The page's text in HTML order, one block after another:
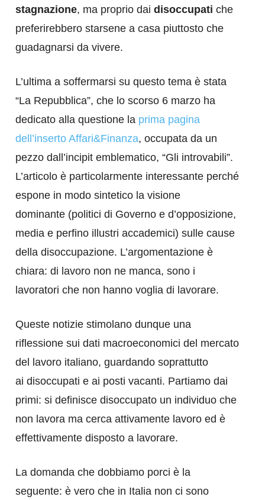
stagnazione, ma proprio dai disoccupati che
preferirebbero starsene a casa piuttosto che
guadagnarsi da vivere.
L’ultima a soffermarsi su questo tema è stata
“La Repubblica”, che lo scorso 6 marzo ha
dedicato alla questione la prima pagina
dell’inserto Affari&Finanza, occupata da un
pezzo dall’incipit emblematico, “Gli introvabili”.
L’articolo è particolarmente interessante perché
espone in modo sintetico la visione
dominante (politici di Governo e d’opposizione,
media e perfino illustri accademici) sulle cause
della disoccupazione. L’argomentazione è
chiara: di lavoro non ne manca, sono i
lavoratori che non hanno voglia di lavorare.
Queste notizie stimolano dunque una
riflessione sui dati macroeconomici del mercato
del lavoro italiano, guardando soprattutto
ai disoccupati e ai posti vacanti. Partiamo dai
primi: si definisce disoccupato un individuo che
non lavora ma cerca attivamente lavoro ed è
effettivamente disposto a lavorare.
La domanda che dobbiamo porci è la
seguente: è vero che in Italia non ci sono